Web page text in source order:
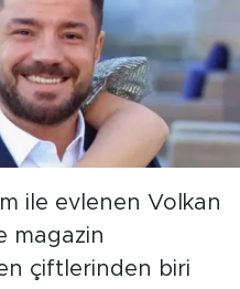
ile evlenen Volkan
magazin
çiftlerinden biri